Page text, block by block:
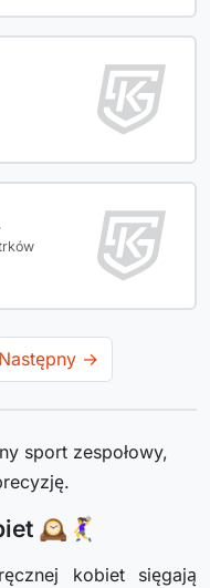
Następny →
sport zespołowy,
🕰️🤾‍♀️
kobiet sięgają